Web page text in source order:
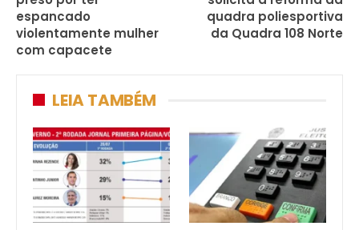
espancado
violentamente mulher
com capacete
quadra poliesportiva
da Quadra 108 Norte
LEIA TAMBÉM